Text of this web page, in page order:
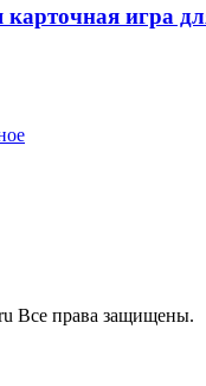
карточная игра
Все права защищены.